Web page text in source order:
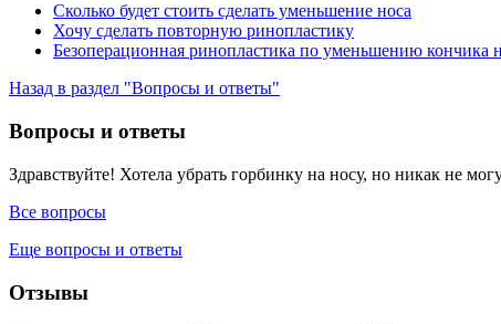
Сколько будет стоить сделать уменьшение носа
Хочу сделать повторную ринопластику
Безоперационная ринопластика по уменьшению кончика
Назад в раздел "Вопросы и ответы"
Вопросы и ответы
Здравствуйте! Хотела убрать горбинку на носу, но никак не
Все вопросы
Еще вопросы и ответы
Отзывы